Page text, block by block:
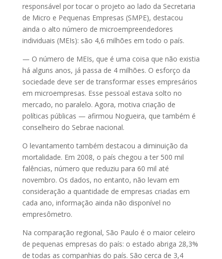
responsável por tocar o projeto ao lado da Secretaria
de Micro e Pequenas Empresas (SMPE), destacou
ainda o alto número de microempreendedores
individuais (MEIs): são 4,6 milhões em todo o país.
— O número de MEIs, que é uma coisa que não existia
há alguns anos, já passa de 4 milhões. O esforço da
sociedade deve ser de transformar esses empresários
em microempresas. Esse pessoal estava solto no
mercado, no paralelo. Agora, motiva criação de
políticas públicas — afirmou Nogueira, que também é
conselheiro do Sebrae nacional.
O levantamento também destacou a diminuição da
mortalidade. Em 2008, o país chegou a ter 500 mil
falências, número que reduziu para 60 mil até
novembro. Os dados, no entanto, não levam em
consideração a quantidade de empresas criadas em
cada ano, informação ainda não disponível no
empresômetro.
Na comparação regional, São Paulo é o maior celeiro
de pequenas empresas do país: o estado abriga 28,3%
de todas as companhias do país. São cerca de 3,4